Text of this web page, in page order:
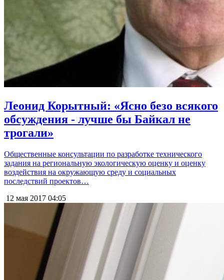
Леонид Корытный: «Ясно безо всякого
обсуждения - лучше бы Байкал не
трогали»
Общественные консультации по разработке технического
задания на региональную экологическую оценку и оценку
воздействия на окружающую среду и социальных
последствий проектов…
12 мая 2017 04:05